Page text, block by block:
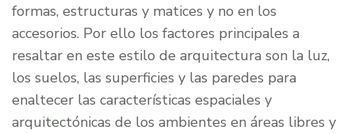
formas, estructuras y matices y no en los
accesorios. Por ello los factores principales a
resaltar en este estilo de arquitectura son la luz,
los suelos, las superficies y las paredes para
enaltecer las características espaciales y
arquitectónicas de los ambientes en áreas libres y